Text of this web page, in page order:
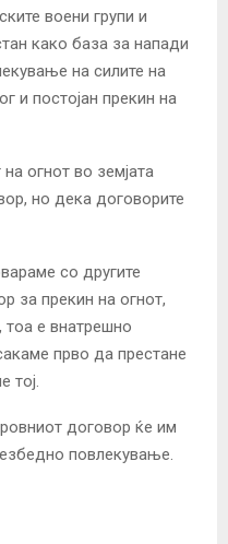
воени групи и
како база за напади
на силите на
и постојан прекин на
огнот во земјата
но дека договорите
со другите
за прекин на огнот,
е внатрешно
прво да престане
тој.
договор ќе им
повлекување.